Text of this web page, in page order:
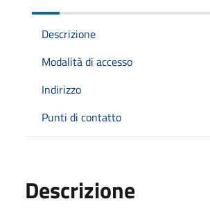
Descrizione
Modalità di accesso
Indirizzo
Punti di contatto
Descrizione